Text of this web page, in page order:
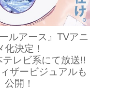
ルアース』TVアニ
化決定！
テレビ系にて放送!!
ザービジュアルも
公開！